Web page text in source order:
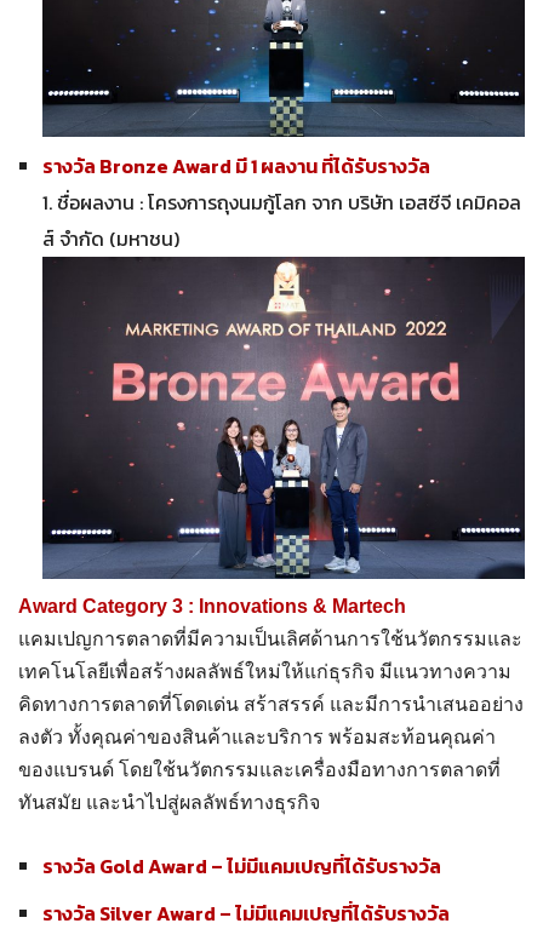
รางวัล Bronze Award มี 1 ผลงาน ที่ได้รับรางวัล
1. ชื่อผลงาน : โครงการถุงนมกู้โลก จาก บริษัท เอสซีจี เคมิคอล
ส์ จำกัด (มหาชน)
Award Category 3 : Innovations & Martech
แคมเปญการตลาดที่มีความเป็นเลิศด้านการใช้นวัตกรรมและ
เทคโนโลยีเพื่อสร้างผลลัพธ์ใหม่ให้แก่ธุรกิจ มีแนวทางความ
คิดทางการตลาดที่โดดเด่น สร้าสรรค์ และมีการนำเสนออย่าง
ลงตัว ทั้งคุณค่าของสินค้าและบริการ พร้อมสะท้อนคุณค่า
ของแบรนด์ โดยใช้นวัตกรรมและเครื่องมือทางการตลาดที่
ทันสมัย และนำไปสู่ผลลัพธ์ทางธุรกิจ
รางวัล Gold Award – ไม่มีแคมเปญที่ได้รับรางวัล
รางวัล Silver Award – ไม่มีแคมเปญที่ได้รับรางวัล